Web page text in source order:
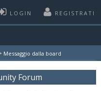
LOGIN REGISTRATI
Messaggio dalla board
Forum